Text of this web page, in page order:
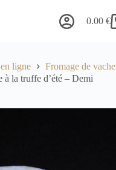
Panier
0.00€
ligne
Fromage de vache
la truffe d’été – Demi